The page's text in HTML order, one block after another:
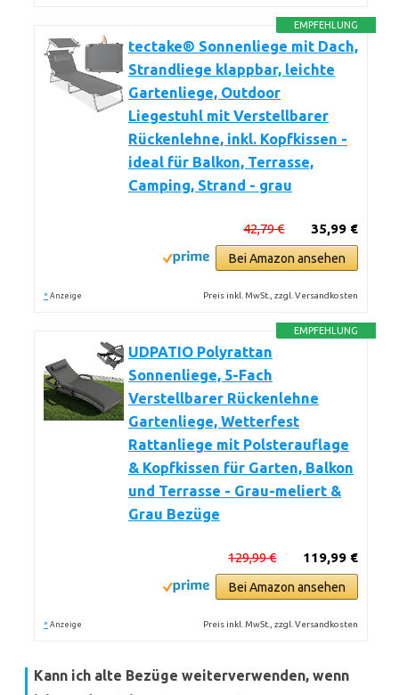
EMPFEHLUNG
tectake® Sonnenliege mit Dach,
Strandliege klappbar, leichte
Gartenliege, Outdoor
Liegestuhl mit Verstellbarer
Rückenlehne, inkl. Kopfkissen -
ideal für Balkon, Terrasse,
Camping, Strand - grau
35,99 €
42,79 €
Bei Amazon ansehen
* Anzeige Preis inkl. MwSt., zzgl. Versandkosten
EMPFEHLUNG
UDPATIO Polyrattan
Sonnenliege, 5-Fach
Verstellbarer Rückenlehne
Gartenliege, Wetterfest
Rattanliege mit Polsterauflage
& Kopfkissen für Garten, Balkon
und Terrasse - Grau-meliert &
Grau Bezüge
119,99 €
129,99 €
Bei Amazon ansehen
* Anzeige Preis inkl. MwSt., zzgl. Versandkosten
Kann ich alte Bezüge weiterverwenden, wenn